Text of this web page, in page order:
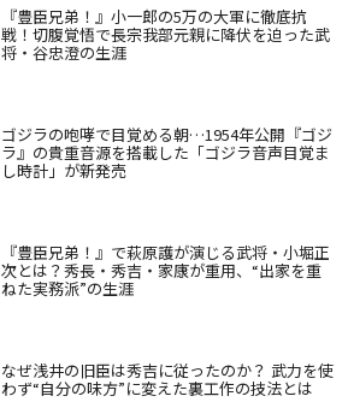
『豊臣兄弟！』小一郎の5万の大軍に徹底抗
戦！切腹覚悟で長宗我部元親に降伏を迫った武
将・谷忠澄の生涯
ゴジラの咆哮で目覚める朝…1954年公開『ゴジ
ラ』の貴重音源を搭載した「ゴジラ音声目覚ま
し時計」が新発売
『豊臣兄弟！』で萩原護が演じる武将・小堀正
次とは？秀長・秀吉・家康が重用、“出家を重
ねた実務派”の生涯
なぜ浅井の旧臣は秀吉に従ったのか？ 武力を使
わず“自分の味方”に変えた裏工作の技法とは